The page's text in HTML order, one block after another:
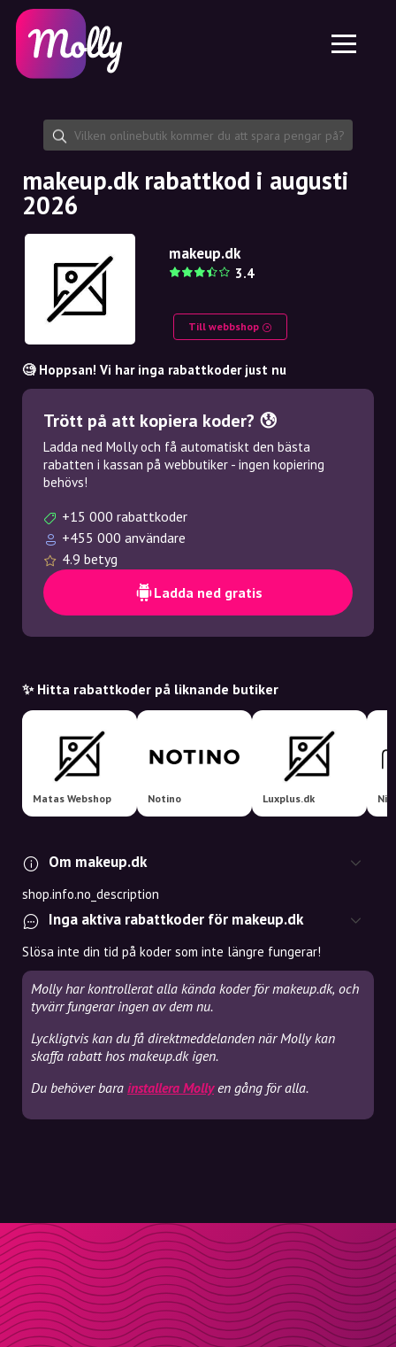
Hudvård
Hårvård
Dela rabattkod
Funktioner
Jobb
Om oss
Samarbete
Plattform
Molly till iPhone och iPad
Molly till Android
SE
EN
SE
NO
NL
makeup.dk rabattkod i augusti
2026
makeup.dk
3.4
Till webbshop
🧐 Hoppsan! Vi har inga rabattkoder just nu
Trött på att kopiera koder? 😰
Ladda ned Molly och få automatiskt den bästa
rabatten i kassan på webbutiker - ingen kopiering
behövs!
+15 000 rabattkoder
+455 000 användare
4.9 betyg
Ladda ned gratis
✨ Hitta rabattkoder på liknande butiker
Matas Webshop Notino Luxplus.dk
Om makeup.dk
shop.info.no_description
Inga aktiva rabattkoder för makeup.dk
Slösa inte din tid på koder som inte längre fungerar!
Molly har kontrollerat alla kända koder för makeup.dk, och
tyvärr fungerar ingen av dem nu.
Lyckligtvis kan du få direktmeddelanden när Molly kan
skaffa rabatt hos makeup.dk igen.
Du behöver bara installera Mollyen gång för alla.